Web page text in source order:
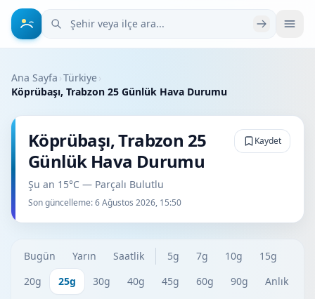
Şehir veya ilçe ara
Ana Sayfa ›Türkiye›
Köprübaşı, Trabzon 25 Günlük Hava Durumu
Köprübaşı, Trabzon 25
Günlük Hava Durumu
Şu an 15°C — Parçalı Bulutlu
Son güncelleme:6 Ağustos 2026, 15:50
Kaydet
Bugün Yarın Saatlik 5g 7g 10g
15g
20g
25g 30g 40g 45g 60g 90g
Anlık